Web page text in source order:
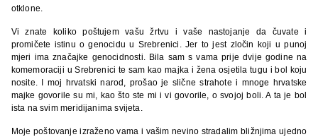
otklone.
Vi znate koliko poštujem vašu žrtvu i vaše nastojanje da čuvate i
promičete istinu o genocidu u Srebrenici. Jer to jest zločin koji u punoj
mjeri ima značajke genocidnosti. Bila sam s vama prije dvije godine na
komemoraciji u Srebrenici te sam kao majka i žena osjetila tugu i bol koju
nosite. I moj hrvatski narod, prošao je slične strahote i mnoge hrvatske
majke govorile su mi, kao što ste mi i vi govorile, o svojoj boli. A ta je bol
ista na svim meridijanima svijeta.
Moje poštovanje izraženo vama i vašim nevino stradalim bližnjima ujedno